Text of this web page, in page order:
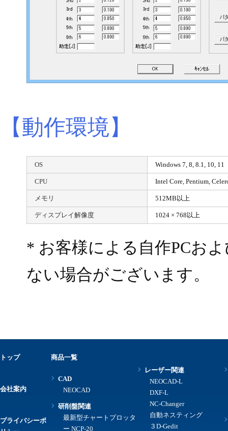
【動作環境】
OS Windows 7, 8, 8.1, 10, 11
CPU Intel Core, Pentium,
メモリ 512MB以上
ディスプレイ解像度 1024 × 768以上
* お客様による自作PCお
ない場合がございます。
トップ
会社案内
プライバシーポ
商品一覧
CAD
NEOCAD
研削盤関連
最新型チャートプロッタ
ー NCP-20
レーザー関連
NEOCAD-L
DXF-L
NC-Changer
自動ネスティング
３D-Gedit